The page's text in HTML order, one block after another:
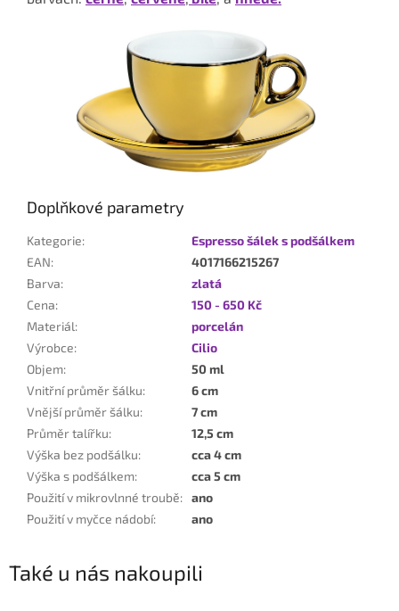
Doplňkové parametry
Kategorie:
Espresso šálek s podšálkem
EAN:
4017166215267
Barva:
zlatá
Cena:
150 - 650 Kč
Materiál:
porcelán
Výrobce:
Cilio
Objem:
50 ml
Vnitřní průměr šálku:
6 cm
Vnější průměr šálku:
7 cm
Průměr talířku:
12,5 cm
Výška bez podšálku:
cca 4 cm
Výška s podšálkem:
cca 5 cm
Použití v mikrovlnné troubě: ano
Použití v myčce nádobí: ano
Také u nás nakoupili